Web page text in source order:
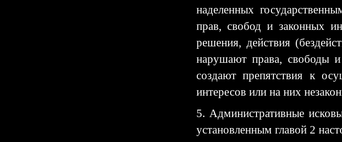
наделенных
прав, свобод и законных
решения, действия
нарушают права, свободы
создают препятствия к
интересов или на них
5. Административные
установленным главой 2